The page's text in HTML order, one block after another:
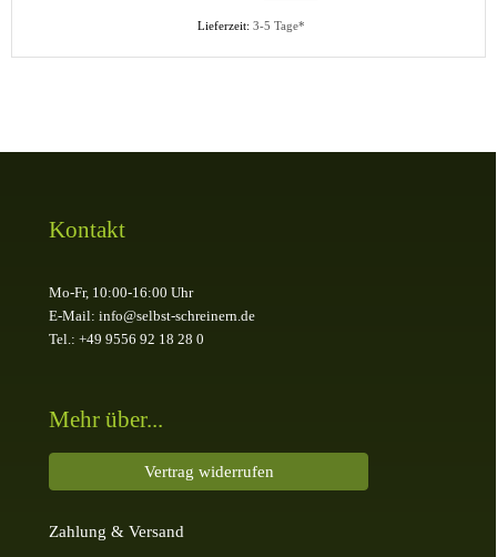
Lieferzeit: 3-5 Tage*
Kontakt
Mo-Fr, 10:00-16:00 Uhr
E-Mail: info@selbst-schreinern.de
Tel.: +49 9556 92 18 28 0
Mehr über...
Vertrag widerrufen
Zahlung & Versand